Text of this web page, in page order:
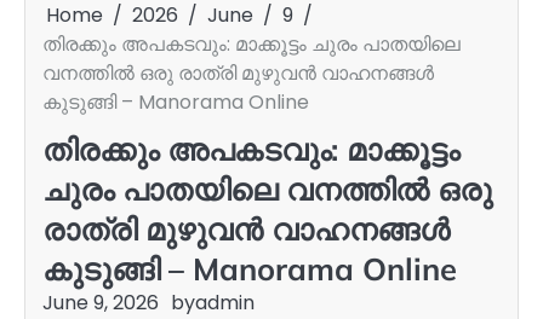
Home 2026 June
9
തിരക്കും അപകടവും: മാക്കൂട്ടം ചുരം പാതയിലെ
വനത്തിൽ ഒരു രാത്രി മുഴുവൻ വാഹനങ്ങൾ
കുടുങ്ങി – Manorama Online
തിരക്കും അപകടവും: മാക്കൂട്ടം
ചുരം പാതയിലെ വനത്തിൽ ഒരു
രാത്രി മുഴുവൻ വാഹനങ്ങൾ
കുടുങ്ങി – Manorama Online
June 9, 2026 byadmin